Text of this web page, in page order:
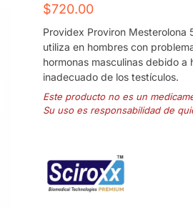
$720.00
Providex Proviron Mesterolona
utiliza en hombres con
hormonas masculinas debido
inadecuado de los testículos.
Este producto no es un
Su uso es responsabilidad de